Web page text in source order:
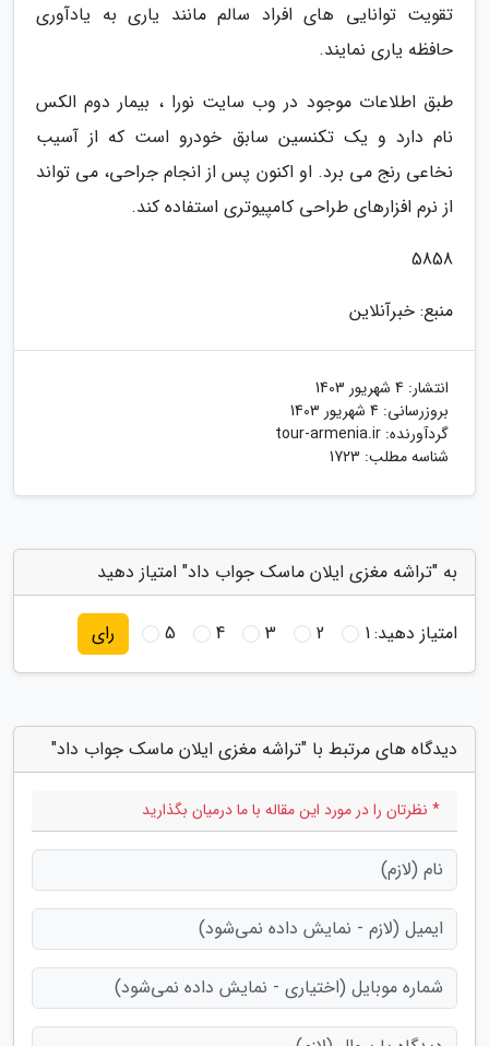
تقویت توانایی های افراد سالم مانند یاری به یادآوری
حافظه یاری نمایند.
طبق اطلاعات موجود در وب سایت نورا ، بیمار دوم الکس
نام دارد و یک تکنسین سابق خودرو است که از آسیب
نخاعی رنج می برد. او اکنون پس از انجام جراحی، می تواند
از نرم افزارهای طراحی کامپیوتری استفاده کند.
5858
منبع: خبرآنلاین
انتشار: 4 شهریور 1403
بروزرسانی: 4 شهریور 1403
گردآورنده: tour-armenia.ir
شناسه مطلب: 1723
به "تراشه مغزی ایلان ماسک جواب داد" امتیاز دهید
امتیاز دهید:1
2
3
4
5 رای
دیدگاه های مرتبط با "تراشه مغزی ایلان ماسک جواب داد"
* نظرتان را در مورد این مقاله با ما درمیان بگذارید